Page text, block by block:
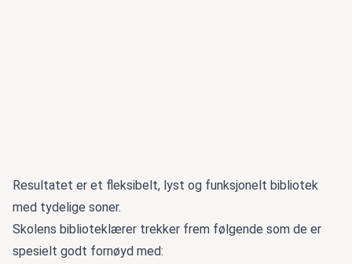
Resultatet er et fleksibelt, lyst og funksjonelt bibliotek
med tydelige soner.
Skolens biblioteklærer trekker frem følgende som de er
spesielt godt fornøyd med: